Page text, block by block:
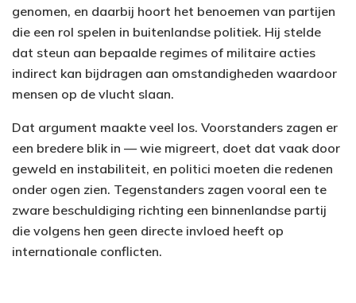
genomen, en daarbij hoort het benoemen van partijen
die een rol spelen in buitenlandse politiek. Hij stelde
dat steun aan bepaalde regimes of militaire acties
indirect kan bijdragen aan omstandigheden waardoor
mensen op de vlucht slaan.
Dat argument maakte veel los. Voorstanders zagen er
een bredere blik in — wie migreert, doet dat vaak door
geweld en instabiliteit, en politici moeten die redenen
onder ogen zien. Tegenstanders zagen vooral een te
zware beschuldiging richting een binnenlandse partij
die volgens hen geen directe invloed heeft op
internationale conflicten.